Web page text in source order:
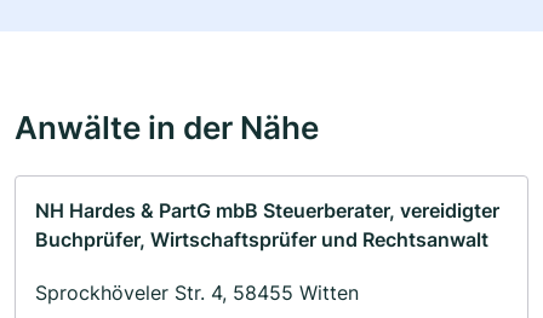
Anwälte in der Nähe
NH Hardes & PartG mbB Steuerberater, vereidigter
Buchprüfer, Wirtschaftsprüfer und Rechtsanwalt
Sprockhöveler Str. 4, 58455 Witten